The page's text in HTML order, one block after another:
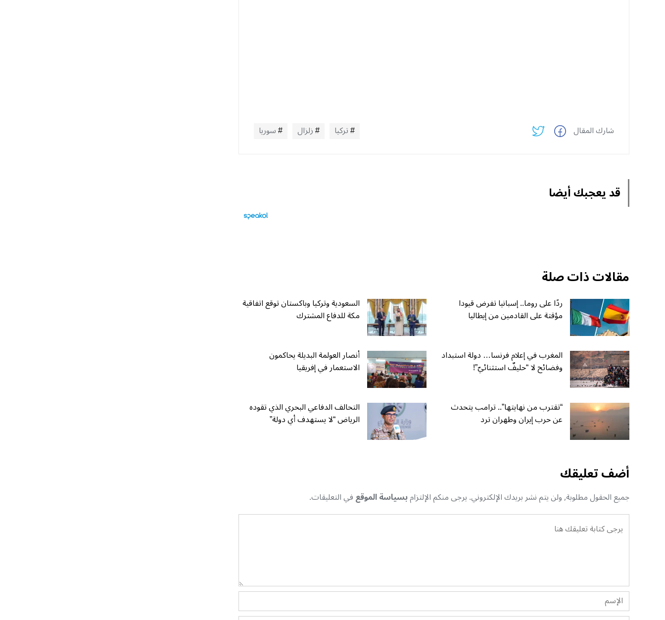
شارك المقال تركيا زلزال سوريا
قد يعجبك أيضا
مقالات ذات صلة
ردًا على روما.. إسبانيا تفرض قيودا
مؤقتة على القادمين من إيطاليا
السعودية وتركيا وباكستان توقع اتفاقية
مكة للدفاع المشترك
المغرب في إعلام فرنسا… دولة استبداد
وفضائح لا “حليفٌ استثنائيّ”!
أنصار العولمة البديلة يحاكمون
الاستعمار في إفريقيا
“تقترب من نهايتها”.. ترامب يتحدث
عن حرب إيران وطهران ترد
التحالف الدفاعي البحري الذي تقوده
الرياض “لا يستهدف أي دولة”
أضف تعليقك
جميع الحقول مطلوبة, ولن يتم نشر بريدك الإلكتروني. يرجى منكم الإلتزامبسياسة الموقعفي التعليقات.